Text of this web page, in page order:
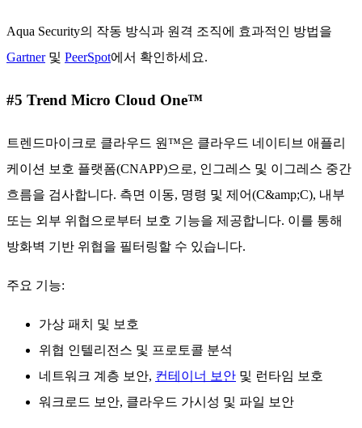
Aqua Security의 작동 방식과 원격 조직에 효과적인 방법을
Gartner및 PeerSpot에서 확인하세요.
#5 Trend Micro Cloud One™
트렌드마이크로 클라우드 원™은 클라우드 네이티브 애플리
케이션 보호 플랫폼(CNAPP)으로, 인그레스 및 이그레스 중간
흐름을 검사합니다. 측면 이동, 명령 및 제어(C&amp;C), 내부
또는 외부 위협으로부터 보호 기능을 제공합니다. 이를 통해
방화벽 기반 위협을 필터링할 수 있습니다.
주요 기능:
가상 패치 및 보호
위협 인텔리전스 및 프로토콜 분석
네트워크 계층 보안, 컨테이너 보안 및 런타임 보호
워크로드 보안, 클라우드 가시성 및 파일 보안